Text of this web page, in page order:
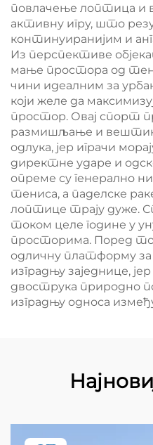
повлачење лоптица и
активну игру, што
континуиранијим и
Из перспективе
мање простора од
чини идеалним за
који желе да
простор. Овај спорт
размишљање и
одлука, јер играчи
директне ударе и
опреме су генерално
тениса, а паделске
лоптице трају дуже.
током целе године у
просторима. Поред
одличну платформу
изградњу заједнице,
двострука природно
изградњу односа